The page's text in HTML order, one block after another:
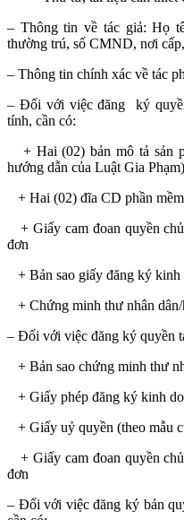
– Thông tin về tác giả: Họ
thường trú, số CMND, nơi
– Thông tin chính xác về tác
– Đối với việc đăng ký
tính, cần có:
+ Hai (02) bản mô tả sản
hướng dẫn của Luật Gia
+ Hai (02) đĩa CD phần
+ Giấy cam đoan quyền
đơn
+ Bản sao giấy đăng ký
+ Chứng minh thư nhân
– Đối với việc đăng ký quyền
+ Bản sao chứng minh thư
+ Giấy phép đăng ký kinh
+ Giấy uỷ quyền (theo mẫu
+ Giấy cam đoan quyền
đơn
– Đối với việc đăng ký bản